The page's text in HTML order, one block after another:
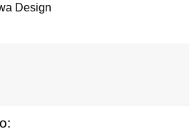
Design